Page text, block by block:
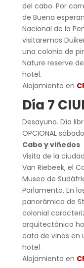
del cabo. Por
de Buena
Nacional de la
visitaremos
una colonia de
Nature reserve
hotel.
Alojamiento en
Día 7
Desayuno. Día
OPCIONAL
Cabo y viñedos
Visita de la
Van Riebeek, el
Museo de
Parlamento. En
panorámica de
colonial
arquitectónico
cata de vinos en
hotel
Alojamiento en